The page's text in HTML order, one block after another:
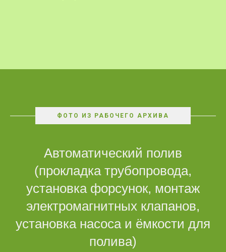
ФОТО ИЗ РАБОЧЕГО АРХИВА
Автоматический полив
(прокладка трубопровода,
установка форсунок, монтаж
электромагнитных клапанов,
установка насоса и ёмкости для
полива)